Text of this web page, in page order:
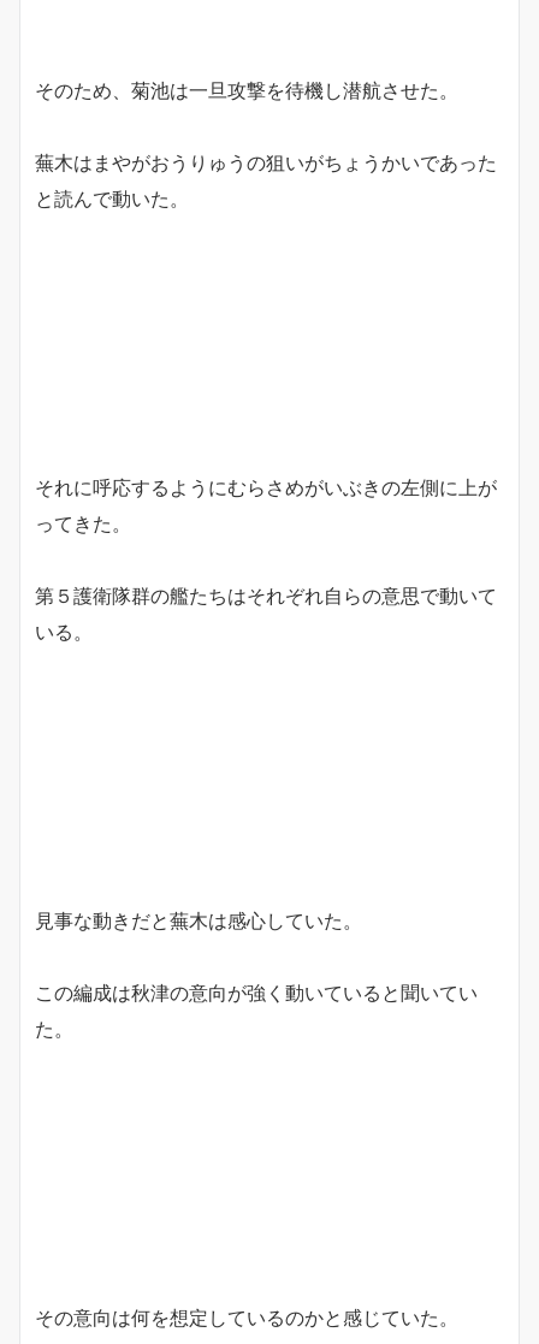
そのため、菊池は一旦攻撃を待機し潜航させた。
蕪木はまやがおうりゅうの狙いがちょうかいであった
と読んで動いた。
それに呼応するようにむらさめがいぶきの左側に上が
ってきた。
第５護衛隊群の艦たちはそれぞれ自らの意思で動いて
いる。
見事な動きだと蕪木は感心していた。
この編成は秋津の意向が強く動いていると聞いてい
た。
その意向は何を想定しているのかと感じていた。